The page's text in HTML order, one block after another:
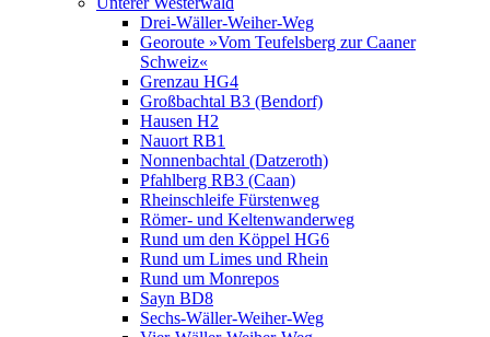
Drei-Wäller-Weiher-Weg
Georoute »Vom Teufelsberg zur Caaner
Schweiz«
Grenzau HG4
Großbachtal B3 (Bendorf)
Hausen H2
Nauort RB1
Nonnenbachtal (Datzeroth)
Pfahlberg RB3 (Caan)
Rheinschleife Fürstenweg
Römer- und Keltenwanderweg
Rund um den Köppel HG6
Rund um Limes und Rhein
Rund um Monrepos
Sayn BD8
Sechs-Wäller-Weiher-Weg